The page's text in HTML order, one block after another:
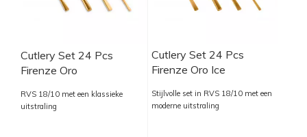
Cutlery Set 24 Pcs
Firenze Oro
RVS 18/10 met een klassieke
uitstraling
Cutlery Set 24 Pcs
Firenze Oro Ice
Stijlvolle set in RVS 18/10 met een
moderne uitstraling